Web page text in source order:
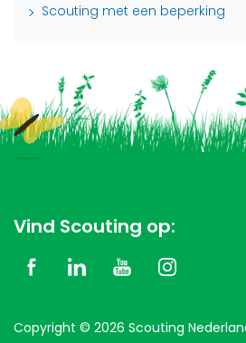
Scouting met een beperking
Vind Scouting op:
Copyright © 2026 Scouting